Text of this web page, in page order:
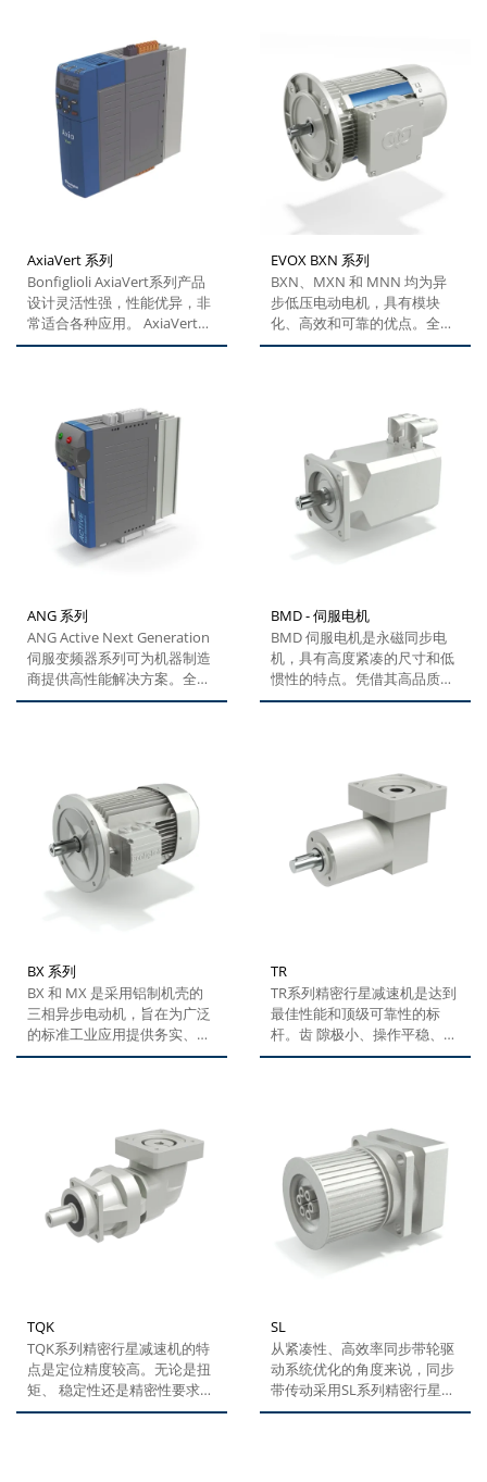
项制造技术，邦飞利的...
AxiaVert 系列
Bonfiglioli AxiaVert系列产品
设计灵活性强，性能优异，非
常适合各种应用。 AxiaVert系
列产品采用模块化设计，可提
EVOX BXN 系列
BXN、MXN 和 MNN 均为异
步低压电动电机，具有模块
化、高效和可靠的优点。全新
EVOX...
ANG 系列
ANG Active Next Generation
伺服变频器系列可为机器制造
商提供高性能解决方案。全新
集成微控制器提供多种强化新
可满足不同行业特种机械的特
殊要求。...
BMD - 伺服电机
BMD 伺服电机是永磁同步电
机，具有高度紧凑的尺寸和低
惯性的特点。凭借其高品质的
钕铁硼稀土磁铁和非凡的设
器技术，已针对变频器和精密
行星齿轮箱的运行进行了优
化，具有出色的协同效应。 产
品的设计加之不同类型的选
项，让它具有更强大的模块优
BX 系列
BX 和 MX 是采用铝制机壳的
三相异步电动机，旨在为广泛
的标准工业应用提供务实、可
靠且经济高效的解决方案。无
TR
TR系列精密行星减速机是达到
最佳性能和顶级可靠性的标
杆。齿 隙极小、操作平稳、易
于组装电机以及作为标配的多
可以提供多种配置：自由输入
端、输入端 采用直角、输出端
采用直角。
TQK
TQK系列精密行星减速机的特
点是定位精度较高。无论是扭
矩、 稳定性还是精密性要求，
这款顶级产品在每个类别中均
SL
从紧凑性、高效率同步带轮驱
动系统优化的角度来说，同步
带传动采用SL系列精密行星减
速机无可匹敌。其增强型性能